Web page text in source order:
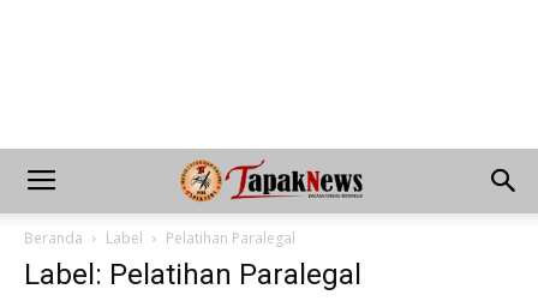
Beranda Label Pelatihan Paralegal
Label: Pelatihan Paralegal